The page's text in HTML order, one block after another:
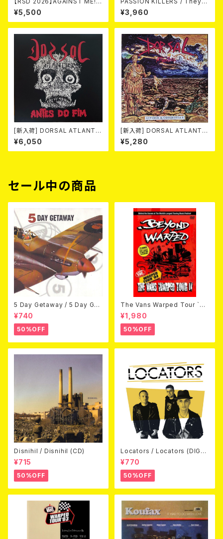
NEW WAVE B-SIDES [RSD V
INYL EP][Coloured Vinyl](1
2")
¥5,500
ill Our Passion With Their
Hate And Wars LP
¥3,960
[新入荷] DORSAL ATLANTIC
A / ANTES DO FIM -40th an
niversary edition- (LP/LTD.
100 DIE-HARD MARBLE VIN
¥6,050
[新入荷] DORSAL ATLANTIC
A / DIVIDIR & CONQUISTAR
(LP/LTD.200 BLACK VINYL)
¥5,280
セール中の商品
5 Day Getaway / 5 Day Get
away (CDEP)
¥740
50%OFF
The Vans Warped Tour `04
Beyond Warped (国内盤DV
D)
¥1,980
50%OFF
Disnihil / Disnihil (CD)
¥715
50%OFF
Locators / Locators (DIGPA
CK CD)
¥770
50%OFF